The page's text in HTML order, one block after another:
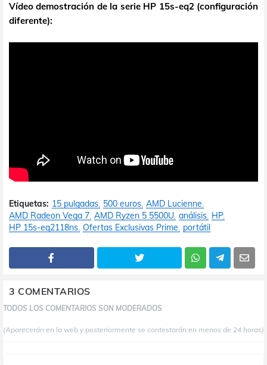
Vídeo demostración de la serie HP 15s-eq2 (configuración
diferente):
Etiquetas: 15 pulgadas 500 euros AMD Lucienne
AMD Radeon Vega 7 AMD Ryzen 5 5500U análisis HP
HP 15s-eq2118ns Ofertas Exclusivas Prime portátil
3 COMENTARIOS
TODOS LOS COMENTARIOS SON MODERADOS
(Aparecerán en la web y posteriormente se contestarán en menos de 24 horas)